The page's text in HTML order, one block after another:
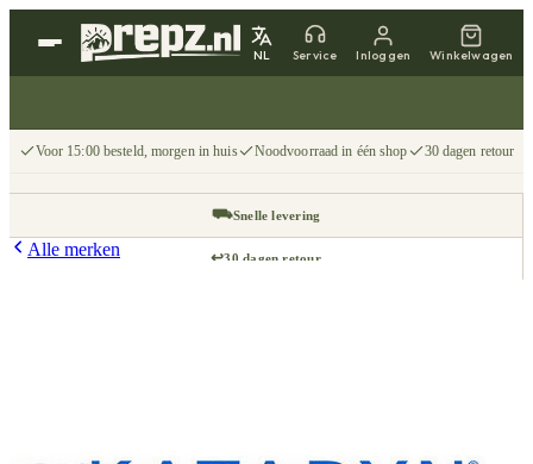
NL Service Inloggen Winkelwagen
Voor 15:00 besteld, morgen in huis Noodvoorraad in één shop 30 dagen retour
⛟Snelle levering
↩30 dagen retour
Alle merken